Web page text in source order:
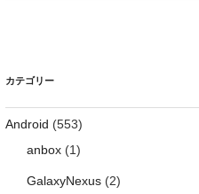
カテゴリー
Android (553)
anbox(1)
GalaxyNexus(2)